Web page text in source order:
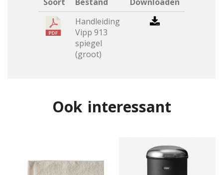
Handleiding
Vipp 913
spiegel
(groot)
Ook interessant